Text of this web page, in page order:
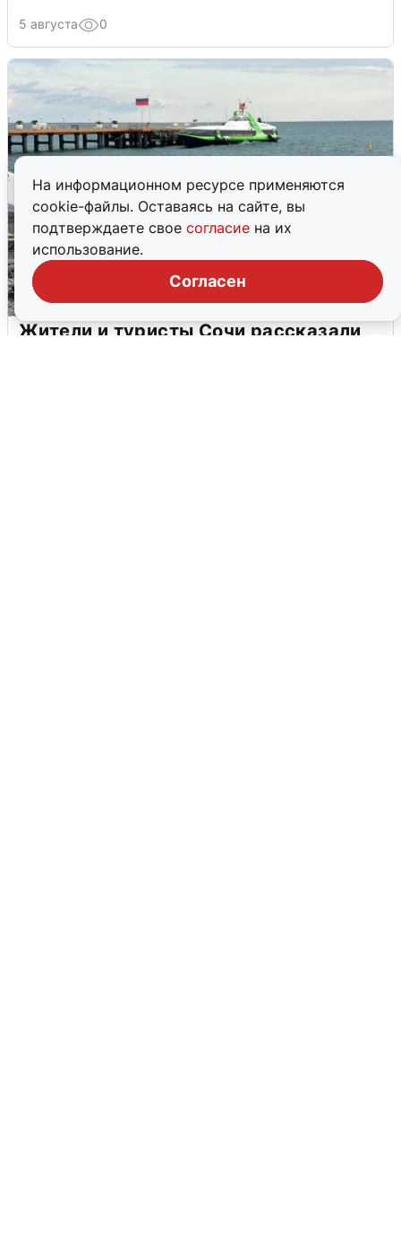
На информационном ресурсе применяются
cookie-файлы. Оставаясь на сайте, вы
подтверждаете свое согласие на их
использование.
Согласен
5 августа 0
Жители и туристы Сочи рассказали